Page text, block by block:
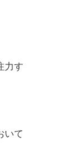
力す
いて